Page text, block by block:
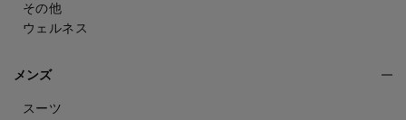
その他
ウェルネス
メンズ
スーツ